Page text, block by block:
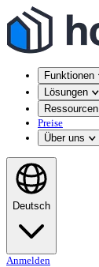
Funktionen
Lösungen
Ressourcen
Preise
Über uns
Deutsch
Anmelden